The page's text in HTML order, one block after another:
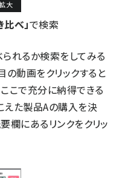
べ」で検索
れるか検索をしてみる
の動画をクリックすると
こで充分に納得できる
えた製品Aの購入を決
欄にあるリンクをクリッ